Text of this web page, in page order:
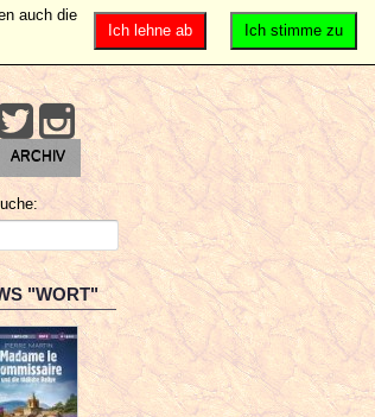
ARCHIV
"WORT"
Ich stimme zu
Ich lehne ab
auch die